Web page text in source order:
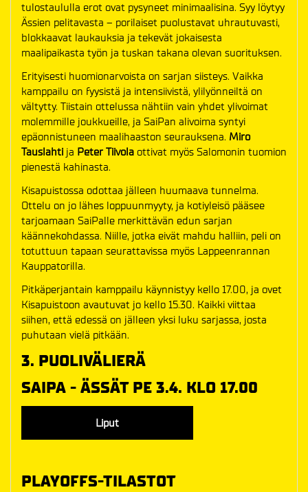
tulostaululla erot ovat pysyneet minimaalisina. Syy löytyy
Ässien pelitavasta – porilaiset puolustavat uhrautuvasti,
blokkaavat laukauksia ja tekevät jokaisesta
maalipaikasta työn ja tuskan takana olevan suorituksen.
Erityisesti huomionarvoista on sarjan siisteys. Vaikka
kamppailu on fyysistä ja intensiivistä, ylilyönneiltä on
vältytty. Tiistain ottelussa nähtiin vain yhdet ylivoimat
molemmille joukkueille, ja SaiPan alivoima syntyi
epäonnistuneen maalihaaston seurauksena. Miro
Tauslahti ja Peter Tiivola ottivat myös Salomonin tuomion
pienestä kahinasta.
Kisapuistossa odottaa jälleen huumaava tunnelma.
Ottelu on jo lähes loppuunmyyty, ja kotiyleisö pääsee
tarjoamaan SaiPalle merkittävän edun sarjan
käännekohdassa. Niille, jotka eivät mahdu halliin, peli on
totuttuun tapaan seurattavissa myös Lappeenrannan
Kauppatorilla.
Pitkäperjantain kamppailu käynnistyy kello 17.00, ja ovet
Kisapuistoon avautuvat jo kello 15.30. Kaikki viittaa
siihen, että edessä on jälleen yksi luku sarjassa, josta
puhutaan vielä pitkään.
3. PUOLIVÄLIERÄ
SAIPA - ÄSSÄT PE 3.4. KLO 17.00
Liput
PLAYOFFS-TILASTOT